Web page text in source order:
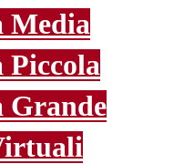
Media
Piccola
Grande